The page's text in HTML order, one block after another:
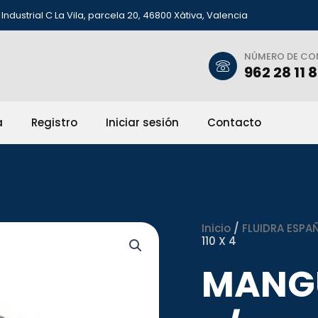
C La Vila, parcela 20, 46800 Xàtiva, Valencia
NÚMERO DE
962 28 11
Registro Iniciar sesión Contacto
Inicio / FLUIDRA
110 X 4